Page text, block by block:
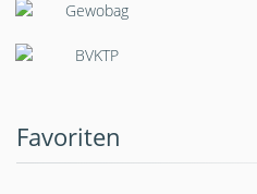
Favoriten